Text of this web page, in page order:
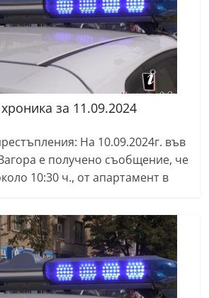
за 11.09.2024
На 10.09.2024г. във
е получено съобщение, че
10:30 ч., от апартамент в